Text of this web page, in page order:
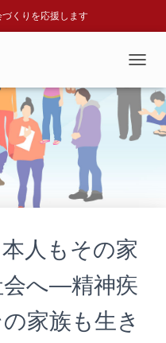
くりを応援します
O
G
G
L
O
人もその家
会へ―精神疾
家族も生き